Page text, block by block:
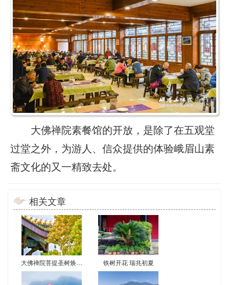
大佛禅院素餐馆的开放，是除了在五观堂
过堂之外，为游人、信众提供的体验峨眉山素
斋文化的又一精致去处。
相关文章
大佛禅院菩提圣树焕新彩 尼泊尔移栽二十载现金叶奇观 铁树开花 瑞兆初夏